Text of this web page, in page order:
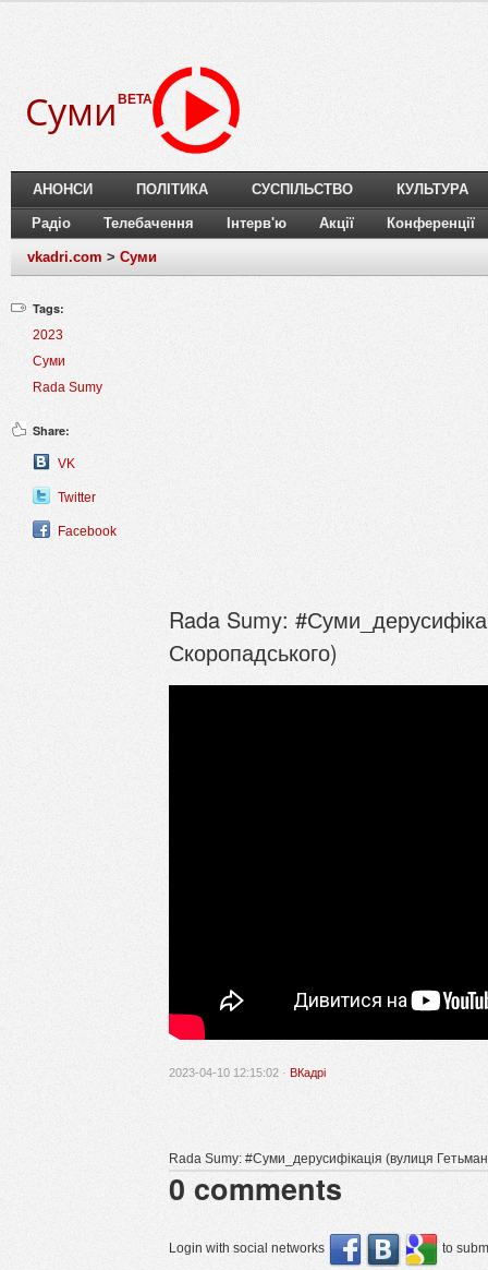
Суми BETA
АНОНСИ ПОЛІТИКА СУСПІЛЬСТВО КУЛЬТУРА
Радіо Телебачення Інтерв'ю Акції Конференції
vkadri.com > Суми
Tags:
2023
Суми
Rada Sumy
Share:
VK
Twitter
Facebook
Rada Sumy:
Скоропадського)
2023-04-10 12:15:02 · ВКадрі
Rada Sumy: #Суми_дерусифікація (вулиця
0 comments
Login with social networks to